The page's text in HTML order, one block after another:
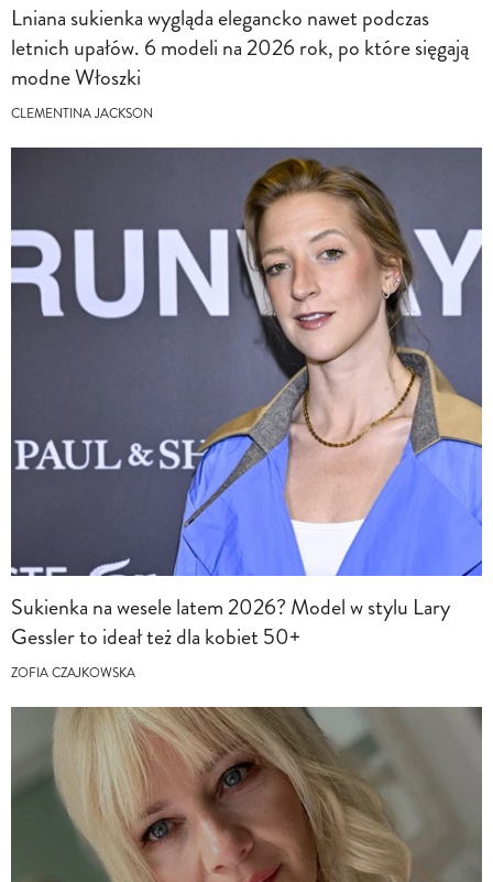
Lniana sukienka wygląda elegancko nawet podczas
letnich upałów. 6 modeli na 2026 rok, po które sięgają
modne Włoszki
CLEMENTINA JACKSON
Sukienka na wesele latem 2026? Model w stylu Lary
Gessler to ideał też dla kobiet 50+
ZOFIA CZAJKOWSKA